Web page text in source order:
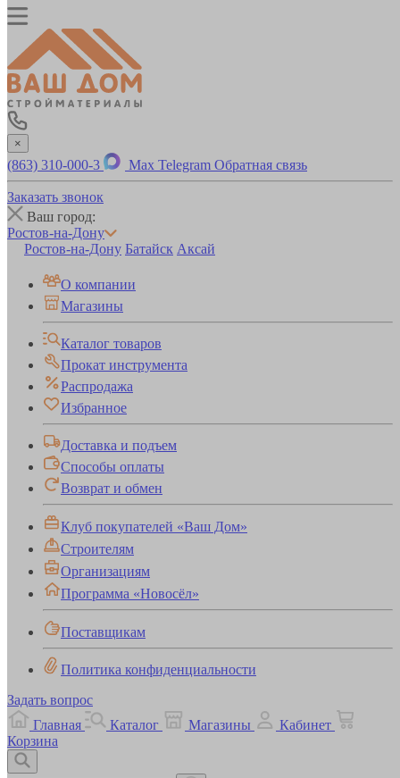
×
(863) 310-000-3 Max Telegram Обратная связь
Заказать звонок
Ваш город:
Ростов-на-Дону
Ростов-на-Дону Батайск Аксай
О компании
Магазины
Каталог товаров
Прокат инструмента
Распродажа
Избранное
Доставка и подъем
Способы оплаты
Возврат и обмен
Клуб покупателей «Ваш Дом»
Строителям
Организациям
Программа «Новосёл»
Поставщикам
Политика конфиденциальности
Задать вопрос
Главная
Каталог Магазины
Кабинет
Корзина